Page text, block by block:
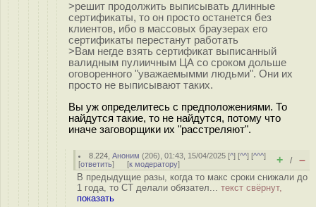
>решит продолжить выписывать длинные
сертификаты, то он просто останется без
клиентов, ибо в массовых браузерах его
сертификаты перестанут работать
>Вам негде взять сертификат выписанный
валидным пулиичным ЦА со сроком дольше
оговоренного "уважаемымми людьми". Они их
просто не выписывают таких.
Вы уж определитесь с предположениями. То
найдутся такие, то не найдутся, потому что
иначе заговорщики их "расстреляют".
8.224 ,Аноним (206), 01:43, 15/04/2025 [^] [^^] [^^^]
[ответить] [к модератору] + / –
В предыдущие разы, когда то макс сроки снижали до
1 года, то СТ делали обязател... текст свёрнут,
показать